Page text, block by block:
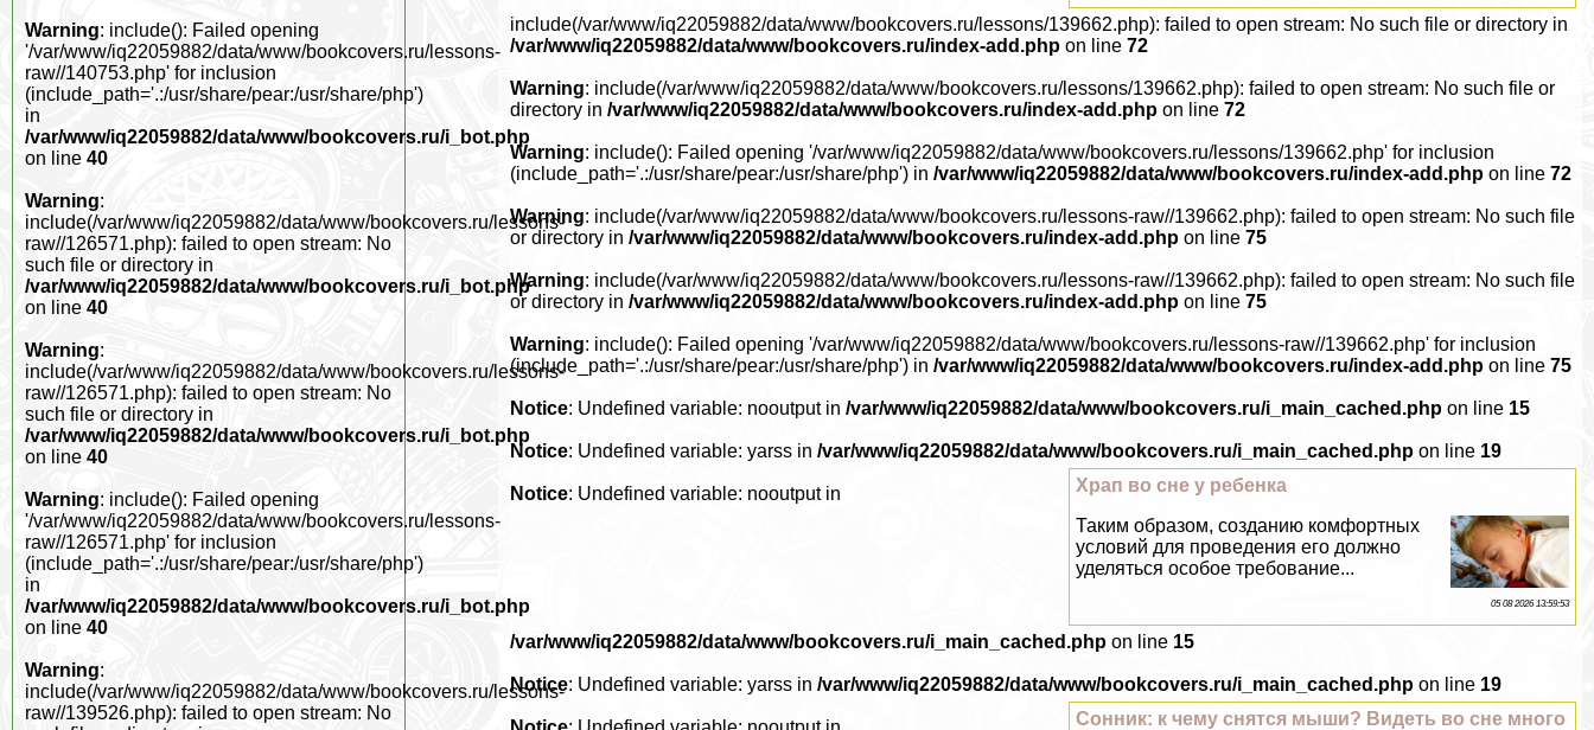
include(/var/www/iq22059882/data/www/bookcovers.ru/lessons/139662.php): failed to open stream: No such file or directory in
/var/www/iq22059882/data/www/bookcovers.ru/index-add.php on line72
Warning: include(/var/www/iq22059882/data/www/bookcovers.ru/lessons/139662.php): failed to open stream: No such file or
directory in/var/www/iq22059882/data/www/bookcovers.ru/index-add.php on line72
Warning: include(): Failed opening '/var/www/iq22059882/data/www/bookcovers.ru/lessons/139662.php' for inclusion
(include_path='.:/usr/share/pear:/usr/share/php') in/var/www/iq22059882/data/www/bookcovers.ru/index-add.php on line72
Warning: include(/var/www/iq22059882/data/www/bookcovers.ru/lessons-raw//139662.php): failed to open stream: No such file
or directory in/var/www/iq22059882/data/www/bookcovers.ru/index-add.php on line75
Warning: include(/var/www/iq22059882/data/www/bookcovers.ru/lessons-raw//139662.php): failed to open stream: No such file
or directory in/var/www/iq22059882/data/www/bookcovers.ru/index-add.php on line75
Warning: include(): Failed opening '/var/www/iq22059882/data/www/bookcovers.ru/lessons-raw//139662.php' for inclusion
(include_path='.:/usr/share/pear:/usr/share/php') in/var/www/iq22059882/data/www/bookcovers.ru/index-add.php on line75
Notice: Undefined variable: nooutput in/var/www/iq22059882/data/www/bookcovers.ru/i_main_cached.php on line 15
Notice: Undefined variable: yarss in/var/www/iq22059882/data/www/bookcovers.ru/i_main_cached.php on line 19
Храп во сне у ребенка
Таким образом, созданию комфортных
условий для проведения его должно
уделяться особое требование...
05 08 2026 13:59:53
Notice: Undefined variable: nooutput in
/var/www/iq22059882/data/www/bookcovers.ru/i_main_cached.php on line 15
Notice: Undefined variable: yarss in/var/www/iq22059882/data/www/bookcovers.ru/i_main_cached.php on line 19
Сонник: к чему снятся мыши? Видеть во сне много
Warning: include(): Failed opening
'/var/www/iq22059882/data/www/bookcovers.ru/lessons-
raw//140753.php' for inclusion
(include_path='.:/usr/share/pear:/usr/share/php')
in
/var/www/iq22059882/data/www/bookcovers.ru/i_bot.php
on line 40
Warning:
include(/var/www/iq22059882/data/www/bookcovers.ru/lessons-
raw//126571.php): failed to open stream: No
such file or directory in
/var/www/iq22059882/data/www/bookcovers.ru/i_bot.php
on line 40
Warning:
include(/var/www/iq22059882/data/www/bookcovers.ru/lessons-
raw//126571.php): failed to open stream: No
such file or directory in
/var/www/iq22059882/data/www/bookcovers.ru/i_bot.php
on line 40
Warning: include(): Failed opening
'/var/www/iq22059882/data/www/bookcovers.ru/lessons-
raw//126571.php' for inclusion
(include_path='.:/usr/share/pear:/usr/share/php')
in
/var/www/iq22059882/data/www/bookcovers.ru/i_bot.php
on line 40
Warning:
include(/var/www/iq22059882/data/www/bookcovers.ru/lessons-
raw//139526.php): failed to open stream: No